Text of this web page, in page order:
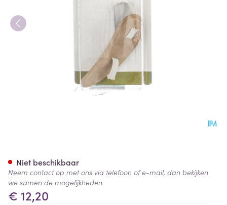
€ 12,20
Niet beschikbaar
Neem contact op met ons via telefoon of e-mail, dan bekijken
we samen de mogelijkheden.